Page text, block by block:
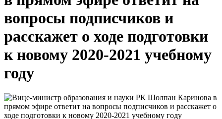
вопросы подписчиков и
расскажет о ходе подготовки
к новому 2020-2021 учебному
году